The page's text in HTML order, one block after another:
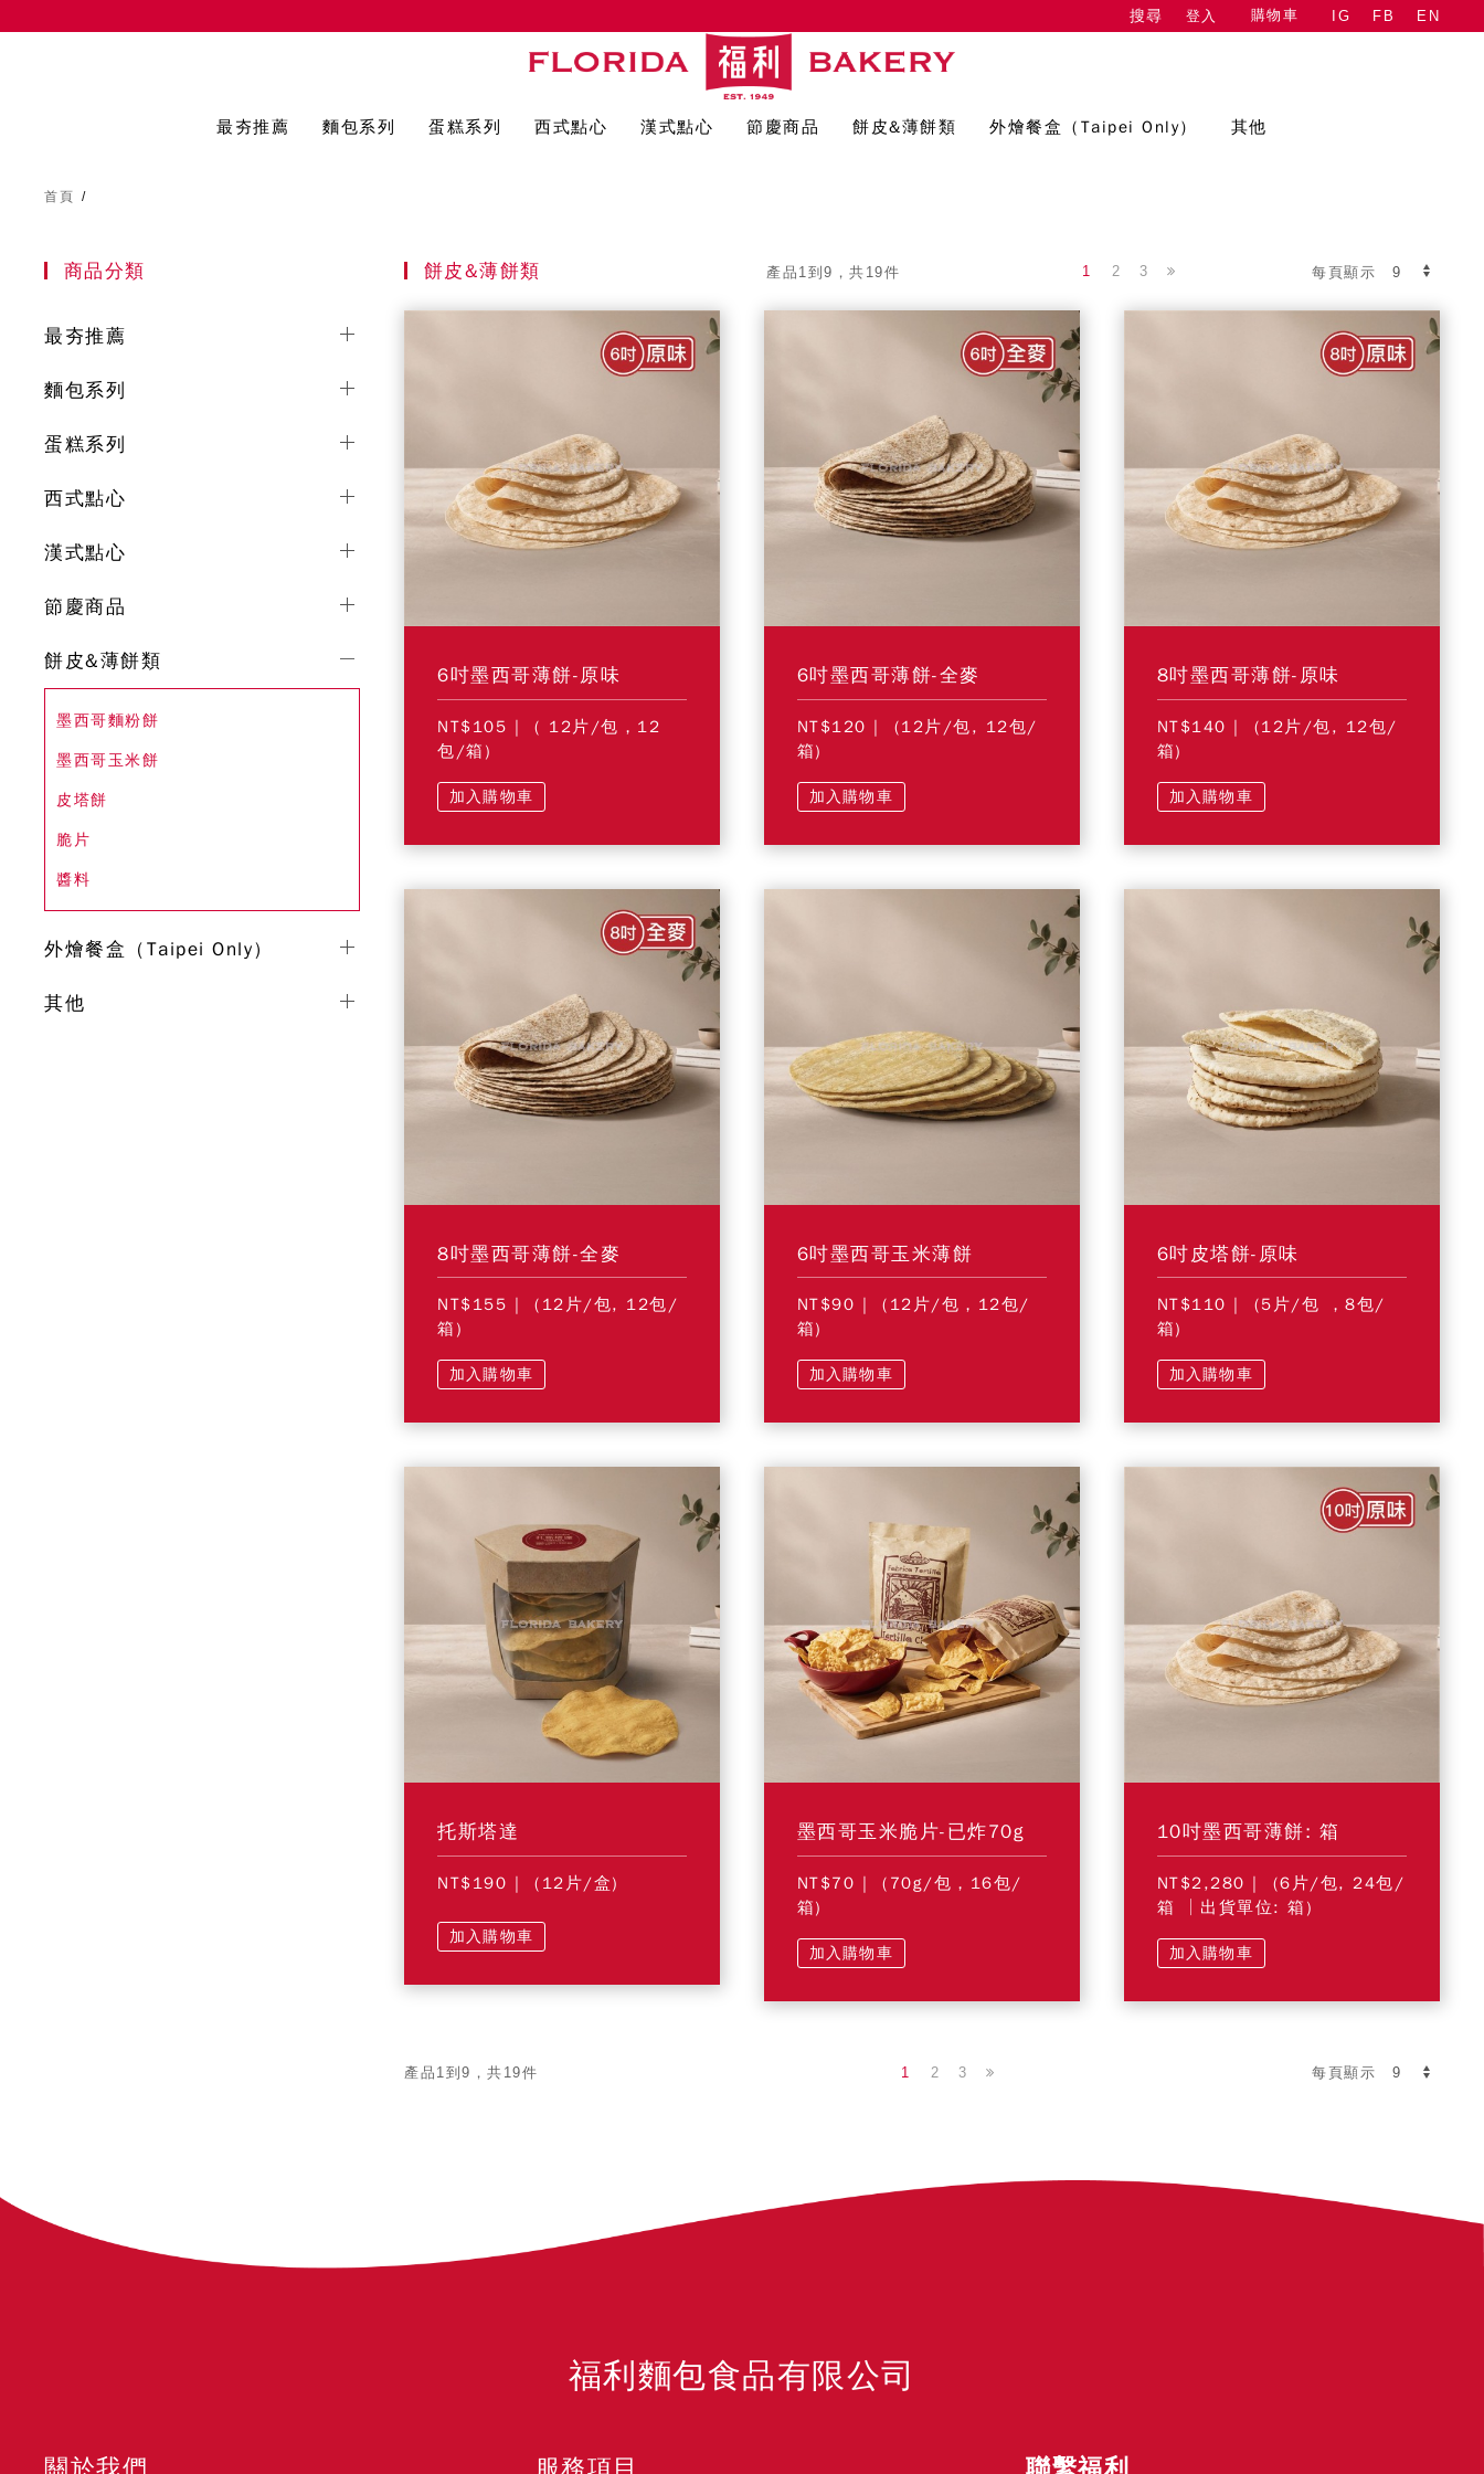
搜尋 登入 購物車 IG FB EN
最夯推薦 麵包系列 蛋糕系列 西式點心 漢式點心 節慶商品 餅皮&薄餅類 外燴餐盒（Taipei Only） 其他
首頁 /
餅皮&薄餅類 產品1到9，共19件 每頁顯示
1 2 3
6吋墨西哥薄餅-原味
NT$105 | ( 12片/包，12
包/箱)
加入購物車
6吋墨西哥薄餅-全麥
NT$120 | (12片/包, 12包/
箱)
加入購物車
8吋墨西哥薄餅-原味
NT$140 | (12片/包, 12包/
箱)
加入購物車
8吋墨西哥薄餅-全麥
NT$155 | (12片/包, 12包/
箱)
加入購物車
6吋墨西哥玉米薄餅
NT$90 | (12片/包，12包/
箱)
加入購物車
6吋皮塔餅-原味
NT$110 | (5片/包 ，8包/
箱)
加入購物車
托斯塔達
NT$190 | (12片/盒)
加入購物車
墨西哥玉米脆片-已炸70g
NT$70 | (70g/包，16包/
箱)
加入購物車
10吋墨西哥薄餅: 箱
NT$2,280 | (6片/包, 24包/
箱 │出貨單位: 箱)
加入購物車
產品1到9，共19件 每頁顯示
1 2 3
商品分類
最夯推薦
麵包系列
蛋糕系列
西式點心
漢式點心
節慶商品
餅皮&薄餅類
墨西哥麵粉餅
墨西哥玉米餅
皮塔餅
脆片
醬料
外燴餐盒（Taipei Only）
其他
福利麵包食品有限公司